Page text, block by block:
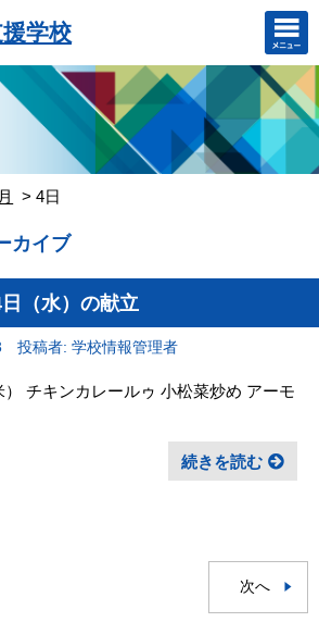
学校
4日
カイブ
（水）の献立
投稿者: 学校情報管理者
チキンカレールゥ 小松菜炒め アーモ
続きを読む
次へ